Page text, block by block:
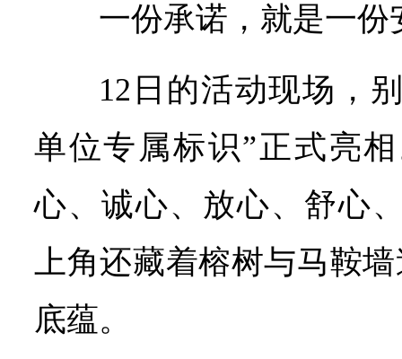
一份承诺，就是一份
12日的活动现场，
单位专属标识”正式亮
心、诚心、放心、舒心
上角还藏着榕树与马鞍
底蕴。